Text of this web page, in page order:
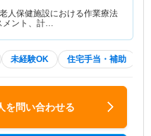
人保健施設における作業療法
メント、計…
未経験OK 住宅手当・補助
を問い合わせる